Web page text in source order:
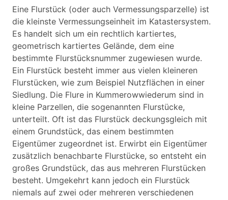
Eine Flurstück (oder auch Vermessungsparzelle) ist
die kleinste Vermessungseinheit im Katastersystem.
Es handelt sich um ein rechtlich kartiertes,
geometrisch kartiertes Gelände, dem eine
bestimmte Flurstücksnummer zugewiesen wurde.
Ein Flurstück besteht immer aus vielen kleineren
Flurstücken, wie zum Beispiel Nutzflächen in einer
Siedlung. Die Flure in Kummerowwiederum sind in
kleine Parzellen, die sogenannten Flurstücke,
unterteilt. Oft ist das Flurstück deckungsgleich mit
einem Grundstück, das einem bestimmten
Eigentümer zugeordnet ist. Erwirbt ein Eigentümer
zusätzlich benachbarte Flurstücke, so entsteht ein
großes Grundstück, das aus mehreren Flurstücken
besteht. Umgekehrt kann jedoch ein Flurstück
niemals auf zwei oder mehreren verschiedenen